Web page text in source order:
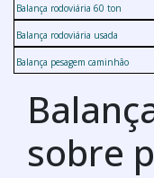
Balança rodoviária 60 ton
Balança rodoviária usada
Balança pesagem caminhão
sobre